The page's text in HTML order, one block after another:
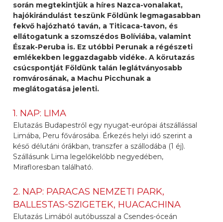
során megtekintjük a híres Nazca-vonalakat,
hajókirándulást teszünk Földünk legmagasabban
fekvő hajózható taván, a Titicaca-tavon, és
ellátogatunk a szomszédos Bolíviába, valamint
Észak-Peruba is. Ez utóbbi Perunak a régészeti
emlékekben leggazdagabb vidéke. A körutazás
csúcspontját Földünk talán leglátványosabb
romvárosának, a Machu Picchunak a
meglátogatása jelenti.
1. NAP: LIMA
Elutazás Budapestről egy nyugat-európai átszállással
Limába, Peru fővárosába. Érkezés helyi idő szerint a
késő délutáni órákban, transzfer a szállodába (1 éj).
Szállásunk Lima legelőkelőbb negyedében,
Mirafloresban található.
2. NAP: PARACAS NEMZETI PARK,
BALLESTAS-SZIGETEK, HUACACHINA
Elutazás Limából autóbusszal a Csendes-óceán